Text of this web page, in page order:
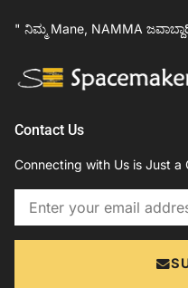
" ನಿಮ್ಮ Mane, NAMMA
Contact Us
Connecting with Us is Just a
Email